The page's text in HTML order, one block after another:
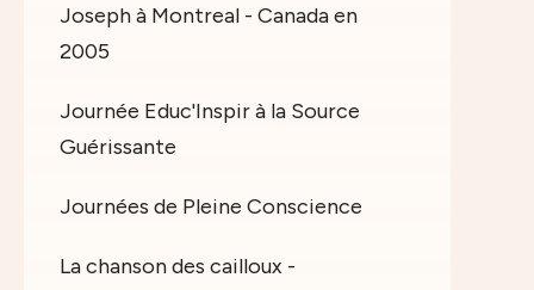
Joseph à Montreal - Canada en
2005
Journée Educ'Inspir à la Source
Guérissante
Journées de Pleine Conscience
La chanson des cailloux -